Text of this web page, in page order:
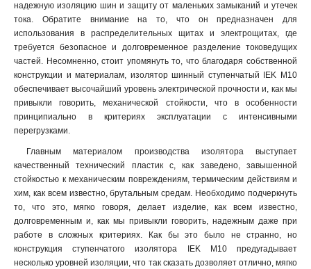
надежную изоляцию шин и защиту от маленьких замыканий и утечек
тока. Обратите внимание на то, что он предназначен для
использования в распределительных щитах и электрощитах, где
требуется безопасное и долговременное разделение токоведущих
частей. Несомненно, стоит упомянуть то, что благодаря собственной
конструкции и материалам, изолятор шинный ступенчатый IEK М10
обеспечивает высочайший уровень электрической прочности и, как мы
привыкли говорить, механической стойкости, что в особенности
принципиально в критериях эксплуатации с интенсивными
перегрузками.
Главным материалом производства изолятора выступает
качественный технический пластик с, как заведено, завышенной
стойкостью к механическим повреждениям, термическим действиям и
хим, как всем известно, брутальным средам. Необходимо подчеркнуть
то, что это, мягко говоря, делает изделие, как всем известно,
долговременным и, как мы привыкли говорить, надежным даже при
работе в сложных критериях. Как бы это было не странно, но
конструкция ступенчатого изолятора IEK М10 предугадывает
несколько уровней изоляции, что так сказать дозволяет отлично, мягко